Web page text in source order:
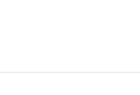
Shiraz:
dell'arrivo. In